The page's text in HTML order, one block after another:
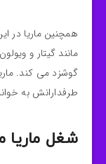
همچنین ماریا در
مانند گیتار و
گوشزد می کند.
طرفدارانش به
شغل